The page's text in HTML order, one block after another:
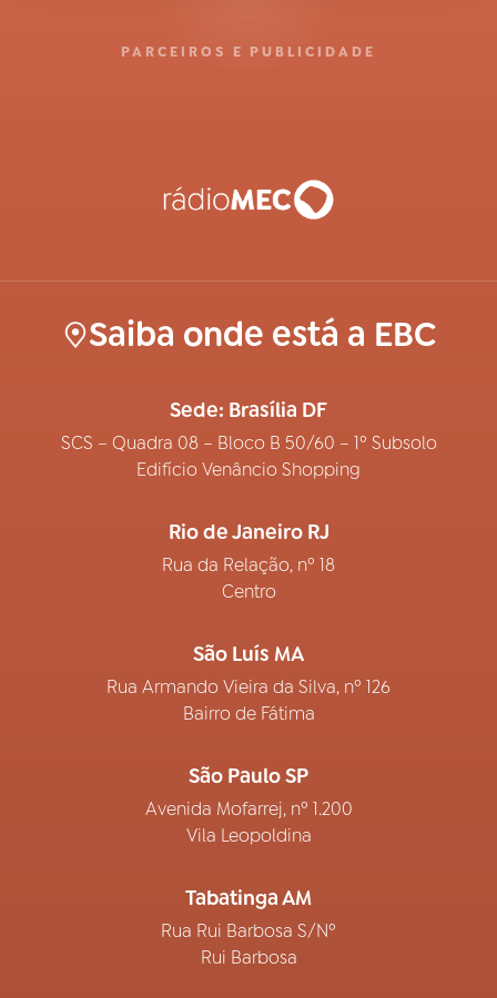
PARCEIROS E PUBLICIDADE
Saiba onde está a EBC
Sede: Brasília DF
SCS – Quadra 08 – Bloco B 50/60 – 1º Subsolo
Edifício Venâncio Shopping
Rio de Janeiro RJ
Rua da Relação, nº 18
Centro
São Luís MA
Rua Armando Vieira da Silva, nº 126
Bairro de Fátima
São Paulo SP
Avenida Mofarrej, nº 1.200
Vila Leopoldina
Tabatinga AM
Rua Rui Barbosa S/Nº
Rui Barbosa